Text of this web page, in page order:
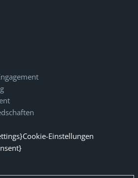
Einstellungen